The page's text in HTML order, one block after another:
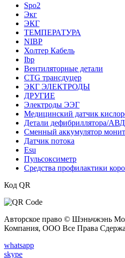
Spo2
Экг
ЭКГ
ТЕМПЕРАТУРА
NIBP
Холтер Кабель
Ibp
Вентиляторные детали
CTG трансдуцер
ЭКГ ЭЛЕКТРОДЫ
ДРУГИЕ
Электроды ЭЭГ
Медицинский датчик
Детали дефибриллятора/АВД
Сменный аккумулятор
Датчик потока
Esu
Пульсоксиметр
Средства профилактики
Код QR
Авторское право © Шэньчжэнь
Компания, ООО Все Права
whatsapp
skype